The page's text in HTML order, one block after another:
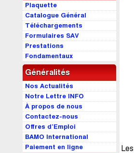
Plaquette
Catalogue Général
Téléchargements
Formulaires SAV
Prestations
Fondamentaux
Généralités
Nos Actualités
Notre Lettre INFO
À propos de nous
Contactez-nous
Offres d’Emploi
BAMO International
Paiement en ligne